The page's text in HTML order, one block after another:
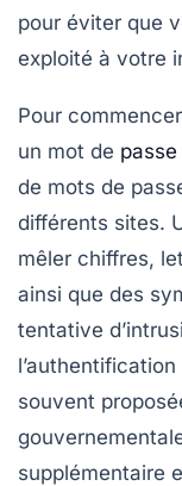
pour éviter que
exploité à votre
Pour
un mot de passe
de mots de
différents sites.
mêler chiffres,
ainsi que des
tentative
souvent
supplémentaire